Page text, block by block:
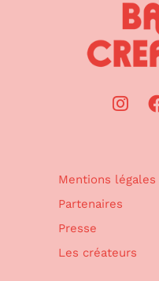
Mentions légales
Partenaires
Presse
Les créateurs